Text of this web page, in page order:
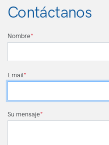
Contáctanos
Nombre*
Email*
Su mensaje*